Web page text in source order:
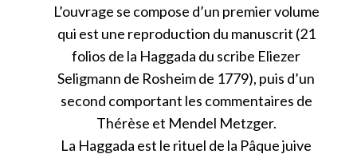
L’ouvrage se compose d’un premier volume
qui est une reproduction du manuscrit (21
folios de la Haggada du scribe Eliezer
Seligmann de Rosheim de 1779), puis d’un
second comportant les commentaires de
Thérèse et Mendel Metzger.
La Haggada est le rituel de la Pâque juive